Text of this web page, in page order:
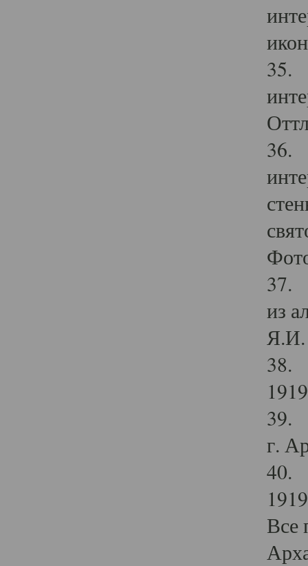
35.
36.
37.
из
Я.И.
38.
39.
г.
40.
Все